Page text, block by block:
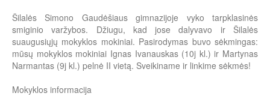
Šilalės Simono Gaudėšiaus gimnazijoje vyko tarpklasinės
smiginio varžybos. Džiugu, kad jose dalyvavo ir Šilalės
suaugusiųjų mokyklos mokiniai. Pasirodymas buvo sėkmingas:
mūsų mokyklos mokiniai Ignas Ivanauskas (10j kl.) ir Martynas
Narmantas (9j kl.) pelnė II vietą. Sveikiname ir linkime sėkmės!
Mokyklos informacija